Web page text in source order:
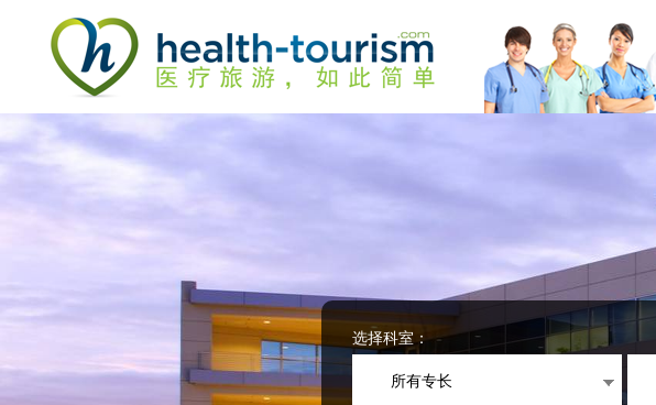
accessibility
system.
Control-
website
选择科室：
所有专长